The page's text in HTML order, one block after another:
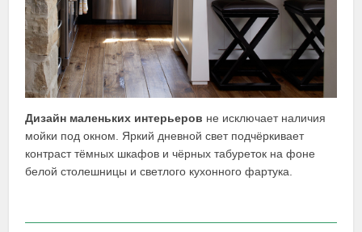
Дизайн маленьких интерьеров не исключает наличия
мойки под окном. Яркий дневной свет подчёркивает
контраст тёмных шкафов и чёрных табуреток на фоне
белой столешницы и светлого кухонного фартука.